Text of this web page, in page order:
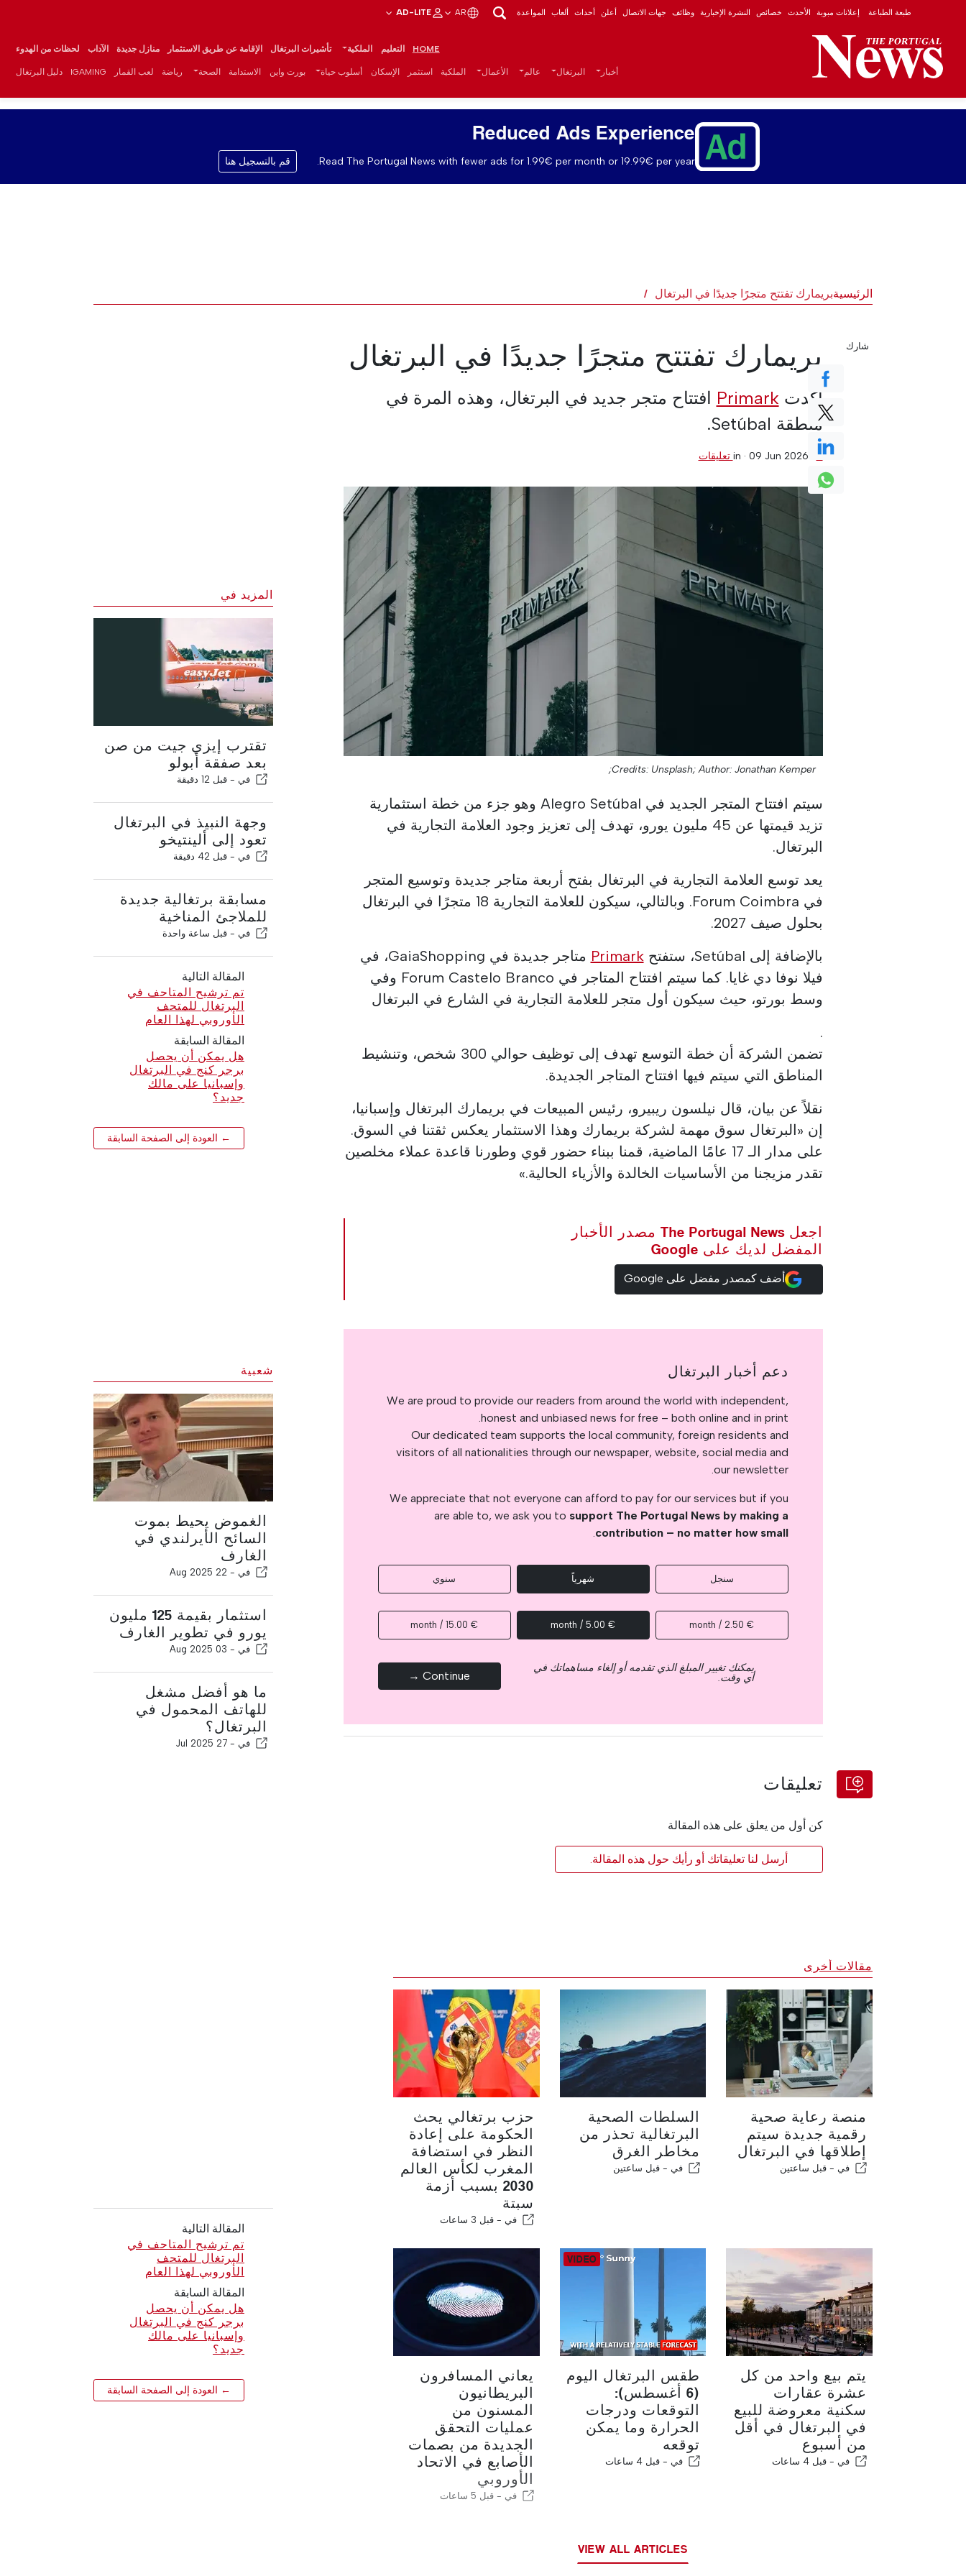
طبعة الطباعة إعلانات مبوبة الأحدث خصائص النشرة الإخبارية وظائف جهات الاتصال أعلن أحداث ألعاب المواعدة AR
AD-LITE
HOME التعليم الملكية تأشيرات البرتغال الإقامة عن طريق الاستثمار منازل جديدة الآداب لحظات من الهدوء
أخبار البرتغال عالم الأعمال الملكية استثمر الإسكان أسلوب حياة بورت واين الاستدامة الصحة رياضة لعب القمار IGAMING دليل البرتغال
Reduced Ads Experience
Read The Portugal News with fewer ads for 1.99€ per month or 19.99€ per year. قم بالتسجيل هنا
الرئيسيةبريمارك تفتتح متجرًا جديدًا في البرتغال
بريمارك تفتتح متجرًا جديدًا في البرتغال
أكدت Primark افتتاح متجر جديد في البرتغال، وهذه المرة في
منطقة Setúbal.
in · 09 Jun 2026 0 تعليقات
Credits: Unsplash; Author: Jonathan Kemper;
سيتم افتتاح المتجر الجديد في Alegro Setúbal وهو جزء من خطة استثمارية
تزيد قيمتها عن 45 مليون يورو، تهدف إلى تعزيز وجود العلامة التجارية في
البرتغال.
يعد توسع العلامة التجارية في البرتغال بفتح أربعة متاجر جديدة وتوسيع المتجر
في Forum Coimbra. وبالتالي، سيكون للعلامة التجارية 18 متجرًا في البرتغال
بحلول صيف 2027.
بالإضافة إلى Setúbal، ستفتح
Primark
متاجر جديدة في GaiaShopping، في
فيلا نوفا دي غايا. كما سيتم افتتاح المتاجر في Forum Castelo Branco وفي
وسط بورتو، حيث سيكون أول متجر للعلامة التجارية في الشارع في البرتغال
.
تضمن الشركة أن خطة التوسع تهدف إلى توظيف حوالي 300 شخص، وتنشيط
المناطق التي سيتم فيها افتتاح المتاجر الجديدة.
نقلاً عن بيان، قال نيلسون ريبيرو، رئيس المبيعات في بريمارك البرتغال وإسبانيا،
إن «البرتغال سوق مهمة لشركة بريمارك وهذا الاستثمار يعكس ثقتنا في السوق.
على مدار الـ 17 عامًا الماضية، قمنا ببناء حضور قوي وطورنا قاعدة عملاء مخلصين
تقدر مزيجنا من الأساسيات الخالدة والأزياء الحالية.»
اجعل The Portugal News مصدر الأخبار
المفضل لديك على Google
أضف كمصدر مفضل على Google
شارك
المزيد في
تقترب إيزي جيت من صن
بعد صفقة أبولو
في - قبل 12 دقيقة
وجهة النبيذ في البرتغال
تعود إلى ألينتيخو
في - قبل 42 دقيقة
مسابقة برتغالية جديدة
للملاجئ المناخية
في - قبل ساعة واحدة
المقالة التالية
تم ترشيح المتاحف في
البرتغال للمتحف
الأوروبي لهذا العام
المقالة السابقة
هل يمكن أن يحصل
برجر كنج في البرتغال
وإسبانيا على مالك
جديد؟
← العودة إلى الصفحة السابقة
دعم أخبار البرتغال
We are proud to provide our readers from around the world with independent,
honest and unbiased news for free – both online and in print.
Our dedicated team supports the local community, foreign residents and
visitors of all nationalities through our newspaper, website, social media and
our newsletter.
We appreciate that not everyone can afford to pay for our services but if you
are able to, we ask you to support The Portugal News by making a
contribution – no matter how small
.
سنجل شهرياً سنوي
€ 2.50 / month
€ 5.00 / month
€ 15.00 / month
يمكنك تغيير المبلغ الذي تقدمه أو إلغاء مساهماتك في
أي وقت. Continue →
تعليقات
كن أول من يعلق على هذه المقالة
أرسل لنا تعليقاتك أو رأيك حول هذه المقالة.
شعبية
الغموض يحيط بموت
السائح الأيرلندي في
الغارف
في - 22 Aug 2025
استثمار بقيمة 125 مليون
يورو في تطوير الغارف
في - 03 Aug 2025
ما هو أفضل مشغل
للهاتف المحمول في
البرتغال؟
في - 27 Jul 2025
مقالات أخرى
منصة رعاية صحية
رقمية جديدة سيتم
إطلاقها في البرتغال
في - قبل ساعتين
السلطات الصحية
البرتغالية تحذر من
مخاطر الغرق
في - قبل ساعتين
حزب برتغالي يحث
الحكومة على إعادة
النظر في استضافة
المغرب لكأس العالم
2030 بسبب أزمة
سبتة
في -قبل 3 ساعات
يتم بيع واحد من كل
عشرة عقارات
سكنية معروضة للبيع
في البرتغال في أقل
من أسبوع
في - قبل 4 ساعات
طقس البرتغال اليوم
(6 أغسطس):
التوقعات ودرجات
الحرارة وما يمكن
توقعه
في - قبل 4 ساعات
يعاني المسافرون
البريطانيون
المسنون من
عمليات التحقق
الجديدة من بصمات
الأصابع في الاتحاد
الأوروبي
في -قبل 5 ساعات
VIEW ALL ARTICLES
المقالة التالية
تم ترشيح المتاحف في
البرتغال للمتحف
الأوروبي لهذا العام
المقالة السابقة
هل يمكن أن يحصل
برجر كنج في البرتغال
وإسبانيا على مالك
جديد؟
← العودة إلى الصفحة السابقة